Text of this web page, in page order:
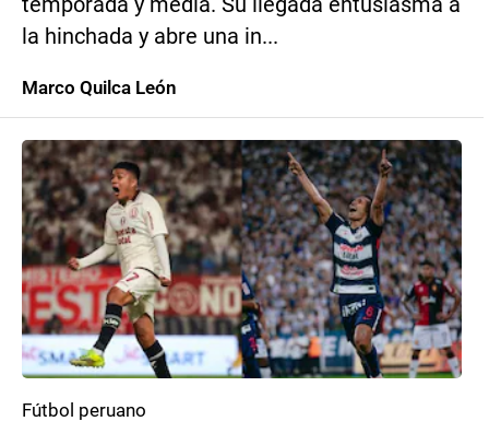
la hinchada y abre una in...
Marco Quilca León
Fútbol peruano